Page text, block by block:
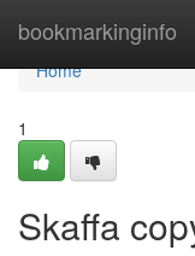
bookmarkinginfo
Home
Home
1
Skaffa